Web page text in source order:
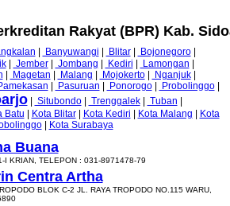
Rakyat (BPR) Kab.
Banyuwangi Blitar| Bojonegoro|
| Jember| Jombang Kediri Lamongan
Magetan Malang Mojokerto| Nganjuk|
Pasuruan Ponorogo| Probolinggo|
| Situbondo| Trenggalek| Tuban
Batu Kota Blitar| Kota Kediri Kota Malang
Kota
| Kota Surabaya
Buana
I KRIAN, TELEPON : 031-8971478-79
Centra Artha
BLOK C-2 JL. RAYA TROPODO NO.115 WARU,